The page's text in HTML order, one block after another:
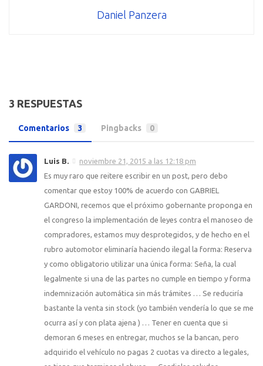
Daniel Panzera
3 RESPUESTAS
Comentarios 3 Pingbacks 0
Luis B.
noviembre 21, 2015 a las 12:18 pm
Es muy raro que reitere escribir en un post, pero debo
comentar que estoy 100% de acuerdo con GABRIEL
GARDONI, recemos que el próximo gobernante proponga en
el congreso la implementación de leyes contra el manoseo de
compradores, estamos muy desprotegidos, y de hecho en el
rubro automotor eliminaría haciendo ilegal la forma: Reserva
y como obligatorio utilizar una única forma: Seña, la cual
legalmente si una de las partes no cumple en tiempo y forma
indemnización automática sin más trámites … Se reduciría
bastante la venta sin stock (yo también vendería lo que se me
ocurra así y con plata ajena ) … Tener en cuenta que si
demoran 6 meses en entregar, muchos se la bancan, pero
adquirido el vehículo no pagas 2 cuotas va directo a legales,